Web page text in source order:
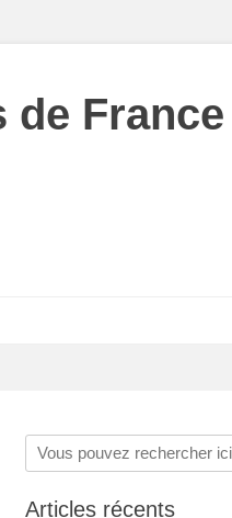
de France
Rechercher :
Articles récents